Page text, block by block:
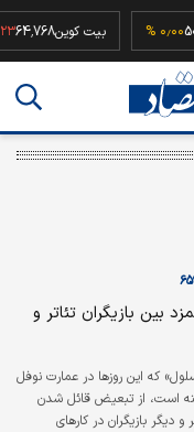
50,991 ۰٫۰۰ % بیت کوین
بین بازیگران تئاتر و
که این روزها در عمارت نوفل
است، از تبعیض قائل شدن
و دیگر بازیگران در کارهای